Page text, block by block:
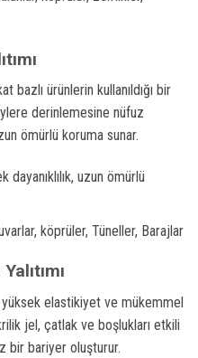
bazlı ürünlerin kullanıldığı bir
derinlemesine nüfuz
ömürlü koruma sunar.
uzun ömürlü
köprüler, Tüneller, Barajlar
yüksek elastikiyet ve mükemmel
jel, çatlak ve boşlukları etkili
bir bariyer oluşturur.